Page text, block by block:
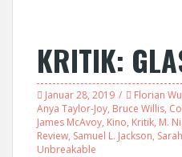
KRITIK:
Januar 28, 2019 Florian
Anya Taylor-Joy, Bruce Willis,
James McAvoy, Kino, Kritik, M.
Review, Samuel L. Jackson,
Unbreakable